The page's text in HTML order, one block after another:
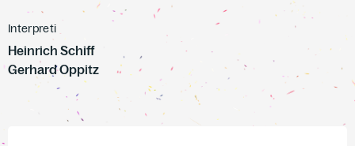
Interpreti
Heinrich Schiff
Gerhard Oppitz